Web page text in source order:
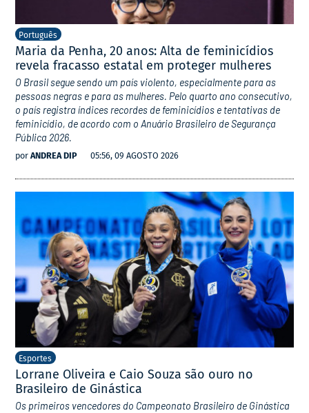
Português
Maria da Penha, 20 anos: Alta de feminicídios
revela fracasso estatal em proteger mulheres
O Brasil segue sendo um país violento, especialmente para as
pessoas negras e para as mulheres. Pelo quarto ano consecutivo,
o país registra índices recordes de feminicídios e tentativas de
feminicídio, de acordo com o Anuário Brasileiro de Segurança
Pública 2026.
por ANDREA DIP 05:56, 09 AGOSTO 2026
Esportes
Lorrane Oliveira e Caio Souza são ouro no
Brasileiro de Ginástica
Os primeiros vencedores do Campeonato Brasileiro de Ginástica